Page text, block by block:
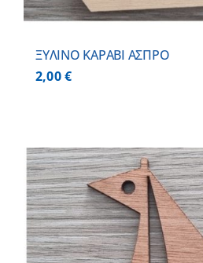
ΞΥΛΙΝΟ ΚΑΡΑΒΙ ΑΣΠΡΟ
2,00€